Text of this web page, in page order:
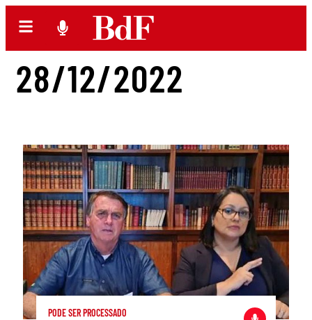
28/12/2022
PODE SER PROCESSADO